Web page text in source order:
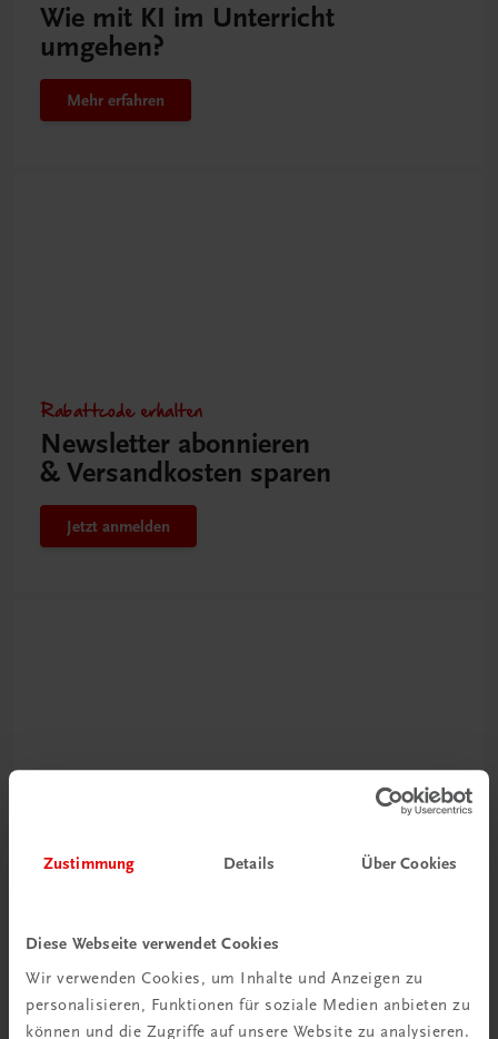
Zustimmung Details Über Cookies
Diese Webseite verwendet Cookies
Wir verwenden Cookies, um Inhalte und Anzeigen zu
personalisieren, Funktionen für soziale Medien anbieten zu
können und die Zugriffe auf unsere Website zu analysieren.
Wie mit KI im Unterricht
umgehen?
Mehr erfahren
Rabattcode erhalten
Newsletter abonnieren
& Versandkosten sparen
Jetzt anmelden
Videos mit
Mehr dazu